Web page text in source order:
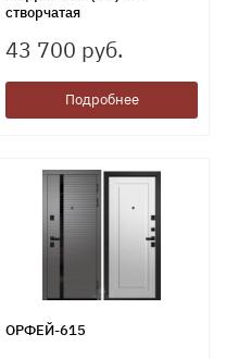
створчатая
43 700 руб.
Подробнее
ОРФЕЙ-615